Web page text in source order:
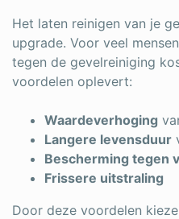
Het laten reinigen van je
upgrade. Voor veel
tegen de gevelreiniging
voordelen oplevert:
Waardeverhoging
Langere levensduur
Bescherming tegen
Frissere uitstraling
Door deze voordelen